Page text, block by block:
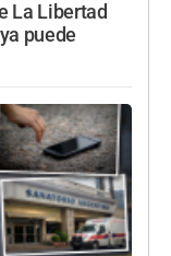
La Libertad
puede